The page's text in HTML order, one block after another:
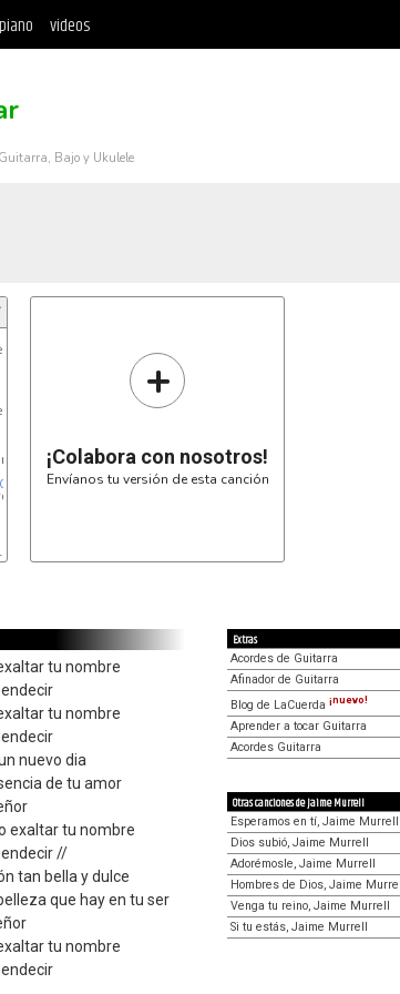
piano videos
Bajo y Ukulele
A
un nuevo dia
C#
F#
+
¡Colabora con nosotros!
Envíanos tu versión de esta canción
tu nombre
tu nombre
nuevo dia
de tu amor
exaltar tu nombre
//
tan bella y dulce
que hay en tu ser
tu nombre
Extras
Acordes de Guitarra
Afinador de Guitarra
Blog de LaCuerda ¡nuevo!
Aprender a tocar Guitarra
Acordes Guitarra
Otras canciones de Jaime Murrell
Esperamos en tí, Jaime Murrell
Dios subió, Jaime Murrell
Adorémosle, Jaime Murrell
Hombres de Dios, Jaime
Venga tu reino, Jaime Murrell
Si tu estás, Jaime Murrell